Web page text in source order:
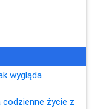
wygląda
życie z